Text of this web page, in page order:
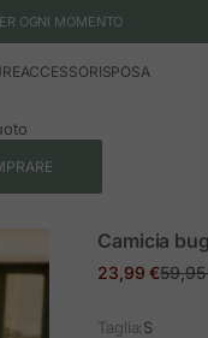
OGNI MOMENTO
ACCESSORISPOSA
Camicia
Prezzo in
23,99 €
Taglia:S